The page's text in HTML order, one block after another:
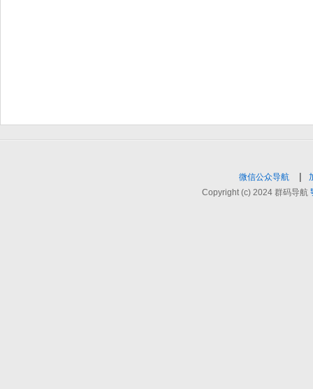
微信公众导航 |
Copyright (c) 2024 群码导航